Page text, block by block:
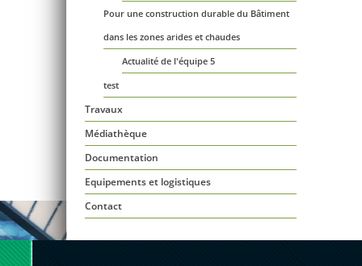
Pour une construction durable du Bâtiment
dans les zones arides et chaudes
Actualité de l'équipe 5
test
Travaux
Médiathèque
Documentation
Equipements et logistiques
Contact